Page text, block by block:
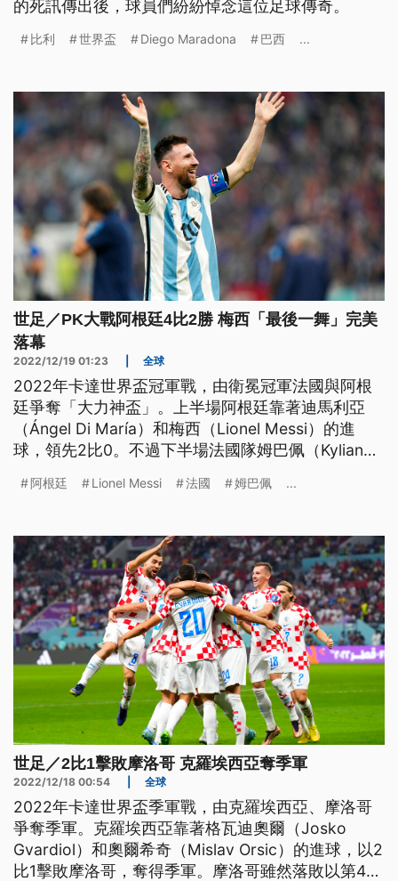
的死訊傳出後，球員們紛紛悼念這位足球傳奇。
比利 世界盃 Diego Maradona 巴西 ...
世足／PK大戰阿根廷4比2勝 梅西「最後一舞」完美
落幕
2022/12/19 01:23 全球
2022年卡達世界盃冠軍戰，由衛冕冠軍法國與阿根
廷爭奪「大力神盃」。上半場阿根廷靠著迪馬利亞
（Ángel Di María）和梅西（Lionel Messi）的進
球，領先2比0。不過下半場法國隊姆巴佩（Kylian
109分鐘，梅西門前補射破網，阿根廷3比2再度要回
巴佩操刀12碼再次命中，上演帽子戲法，法國3比3
追平。PK大戰階段，阿根廷4比2戰勝法國。
阿根廷 Lionel Messi 法國 姆巴佩 ...
世足／2比1擊敗摩洛哥 克羅埃西亞奪季軍
2022/12/18 00:54 全球
2022年卡達世界盃季軍戰，由克羅埃西亞、摩洛哥
爭奪季軍。克羅埃西亞靠著格瓦迪奧爾（Josko
Gvardiol）和奧爾希奇（Mislav Orsic）的進球，以2
比1擊敗摩洛哥，奪得季軍。摩洛哥雖然落敗以第4名